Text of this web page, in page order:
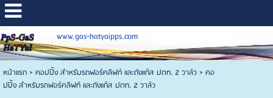
www.gas-hatyaipps.com
หน้าแรก> คอปปิ้ง สำหรับรถฟอร์คลิฟท์ และถังแก๊ส ปตท. 2 วาล์ว> คอ
ปปิ้ง สำหรับรถฟอร์คลิฟท์ และถังแก๊ส ปตท. 2 วาล์ว